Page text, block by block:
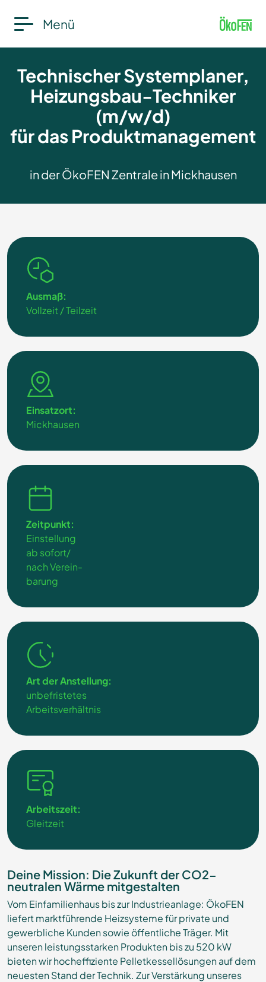
Menü
Technischer Systemplaner,
Heizungsbau-Techniker
(m/w/d)
für das Produktmanagement
in der ÖkoFEN Zentrale in Mickhausen
Ausmaß:
Vollzeit / Teilzeit
Einsatzort:
Mickhausen
Zeitpunkt:
Einstellung
ab sofort/
nach Verein-
barung
Art der Anstellung:
unbefristetes
Arbeitsverhältnis
Arbeitszeit:
Gleitzeit
Deine Mission: Die Zukunft der CO2-
neutralen Wärme mitgestalten
Vom Einfamilienhaus bis zur Industrieanlage: ÖkoFEN
liefert marktführende Heizsysteme für private und
gewerbliche Kunden sowie öffentliche Träger. Mit
unseren leistungsstarken Produkten bis zu 520 kW
bieten wir hocheffiziente Pelletkessellösungen auf dem
neuesten Stand der Technik. Zur Verstärkung unseres